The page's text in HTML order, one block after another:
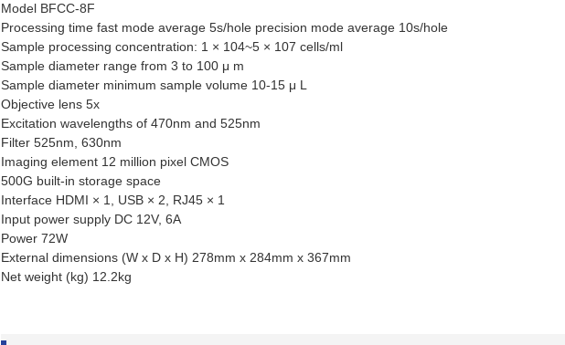
Model BFCC-8F
Processing time fast mode average 5s/hole precision mode average 10s/hole
Sample processing concentration: 1 × 104~5 × 107 cells/ml
Sample diameter range from 3 to 100 μ m
Sample diameter minimum sample volume 10-15 μ L
Objective lens 5x
Excitation wavelengths of 470nm and 525nm
Filter 525nm, 630nm
Imaging element 12 million pixel CMOS
500G built-in storage space
Interface HDMI × 1, USB × 2, RJ45 × 1
Input power supply DC 12V, 6A
Power 72W
External dimensions (W x D x H) 278mm x 284mm x 367mm
Net weight (kg) 12.2kg